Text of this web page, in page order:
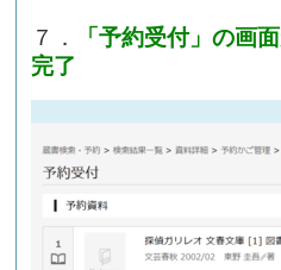
７．
「予約受付」の画
完了